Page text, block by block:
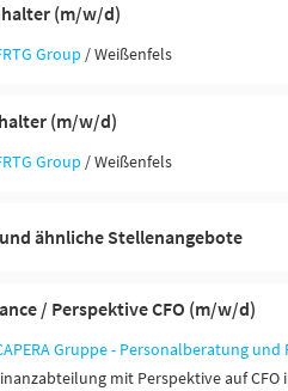
(m/w/d)
Group / Weißenfels
(m/w/d)
Group / Weißenfels
ähnliche Stellenangebote
/ Perspektive CFO (m/w/d)
Gruppe - Personalberatung
mit Perspektive auf CFO